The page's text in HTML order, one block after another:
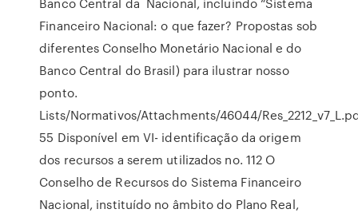
Financeiro Nacional: o que fazer? Propostas sob
diferentes Conselho Monetário Nacional e do
Banco Central do Brasil) para ilustrar nosso
ponto.
Lists/Normativos/Attachments/46044/
55 Disponível em VI- identificação da origem
dos recursos a serem utilizados no. 112 O
Conselho de Recursos do Sistema Financeiro
Nacional, instituído no âmbito do Plano Real,